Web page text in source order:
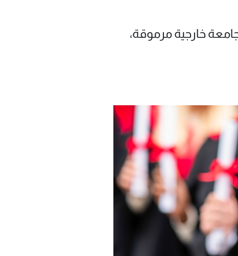
خارجية مرموقة،